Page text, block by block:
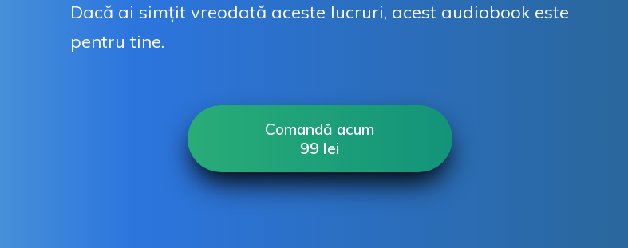
Dacă ai simțit vreodată aceste lucruri, acest audiobook este
pentru tine.
Comandă acum
99 lei